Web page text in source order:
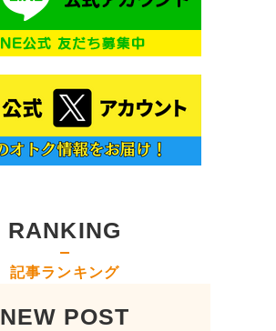
RANKING
記事ランキング
NEW POST